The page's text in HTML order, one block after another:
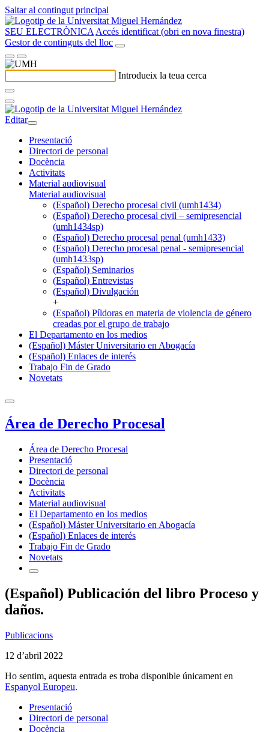
Saltar al contingut principal
SEU ELECTRÒNICA Accés identificat (obri en nova finestra)
Gestor de continguts del lloc
Introdueix la teua cerca
Editar
Presentació
Directori de personal
Docència
Activitats
Material audiovisual
Material audiovisual
(Español) Derecho procesal civil (umh1434)
(Español) Derecho procesal civil – semipresencial
(umh1434sp)
(Español) Derecho procesal penal (umh1433)
(Español) Derecho procesal penal - semipresencial
(umh1433sp)
(Español) Seminarios
(Español) Entrevistas
(Español) Divulgación
+
(Español) Píldoras en materia de violencia de género
creadas por el grupo de trabajo
El Departamento en los medios
(Español) Máster Universitario en Abogacía
(Español) Enlaces de interés
Trabajo Fin de Grado
Novetats
Área de Derecho Procesal
Área de Derecho Procesal
Presentació
Directori de personal
Docència
Activitats
Material audiovisual
El Departamento en los medios
(Español) Máster Universitario en Abogacía
(Español) Enlaces de interés
Trabajo Fin de Grado
Novetats
(Español) Publicación del libro Proceso y
daños.
Publicacions
12 d’abril 2022
Ho sentim, aquesta entrada es troba disponible únicament en
Espanyol Europeu.
Presentació
Directori de personal
Docència